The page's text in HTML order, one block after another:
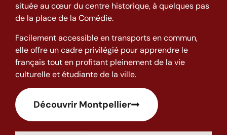
située au cœur du centre historique, à quelques pas
de la place de la Comédie.
Facilement accessible en transports en commun,
elle offre un cadre privilégié pour apprendre le
français tout en profitant pleinement de la vie
culturelle et étudiante de la ville.
Découvrir Montpellier